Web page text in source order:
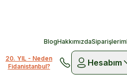
BlogHakkımızdaSiparişlerim
20. YIL - Neden
Fidanistanbul?
Hesabım